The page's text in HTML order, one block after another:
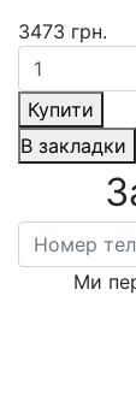
3473 грн.
Купити
В закладки
Ми